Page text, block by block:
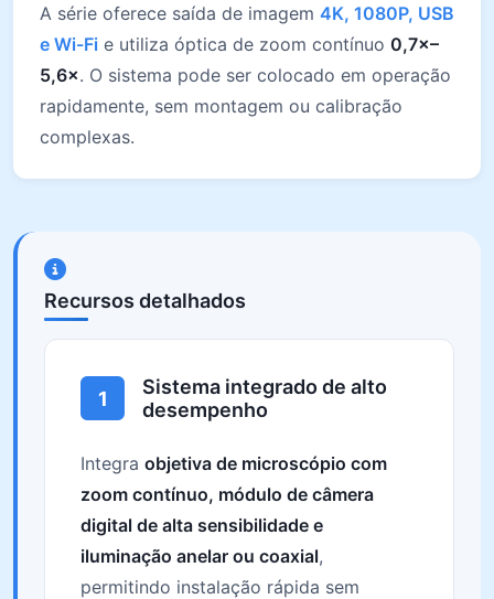
A série oferece saída de imagem 4K, 1080P, USB
e Wi-Fi e utiliza óptica de zoom contínuo 0,7×–
5,6×. O sistema pode ser colocado em operação
rapidamente, sem montagem ou calibração
complexas.
Recursos detalhados
1
Sistema integrado de alto
desempenho
Integra objetiva de microscópio com
zoom contínuo, módulo de câmera
digital de alta sensibilidade e
iluminação anelar ou coaxial,
permitindo instalação rápida sem